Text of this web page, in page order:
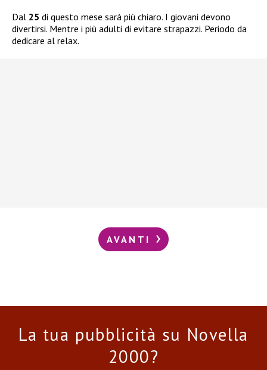
Dal 25 di questo mese sarà più chiaro. I giovani devono
divertirsi. Mentre i più adulti di evitare strapazzi. Periodo da
dedicare al relax.
AVANTI
La tua pubblicità su Novella
2000?